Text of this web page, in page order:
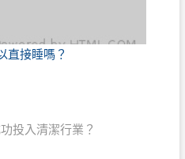
直接睡嗎？
投入清潔行業？